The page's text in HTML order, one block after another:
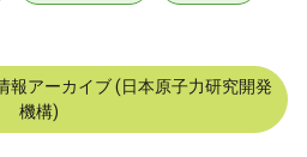
報アーカイブ (日本原子力研究開発
機構)